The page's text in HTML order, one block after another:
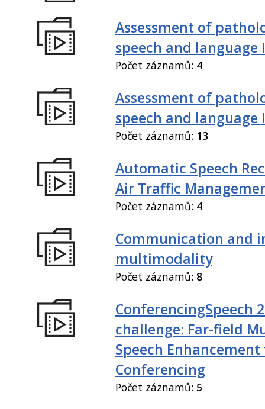
Assessment of
speech and language I
Počet záznamů: 4
Assessment of
speech and language
Počet záznamů: 13
Automatic Speech
Air Traffic
Počet záznamů: 4
Communication and
multimodality
Počet záznamů: 8
ConferencingSpeech
challenge: Far-field
Speech
Conferencing
Počet záznamů: 5